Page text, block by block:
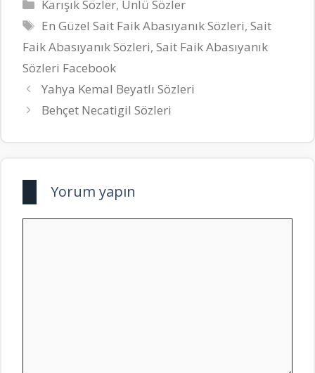
Karışık Sözler, Ünlü Sözler
Etiketler
En Güzel Sait Faik Abasıyanık Sözleri,Sait
Faik Abasıyanık Sözleri, Sait Faik Abasıyanık
Sözleri Facebook
Yahya Kemal Beyatlı Sözleri
Behçet Necatigil Sözleri
Yorum yapın